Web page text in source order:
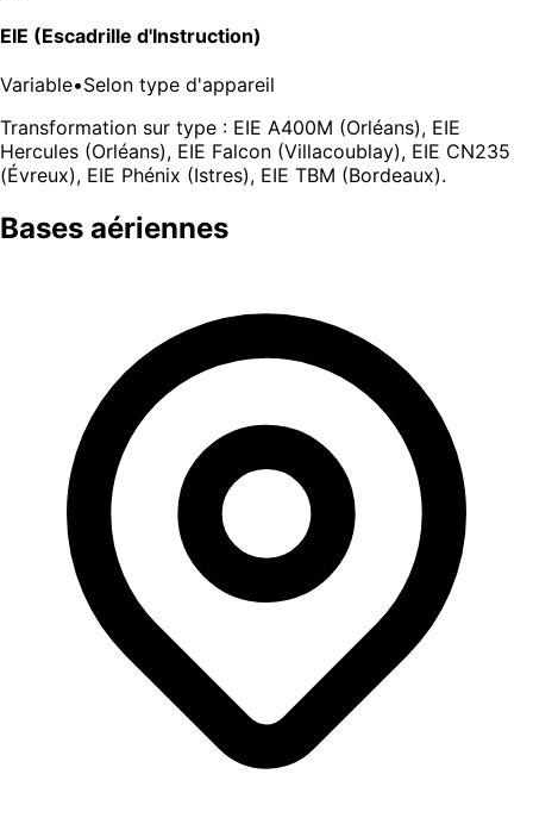
EIE (Escadrille d'Instruction)
Variable•Selon type d'appareil
Transformation sur type : EIE A400M (Orléans), EIE
Hercules (Orléans), EIE Falcon (Villacoublay), EIE CN235
(Évreux), EIE Phénix (Istres), EIE TBM (Bordeaux).
Bases aériennes